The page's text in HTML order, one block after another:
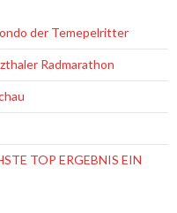
der Temepelritter
Radmarathon
TOP ERGEBNIS EIN